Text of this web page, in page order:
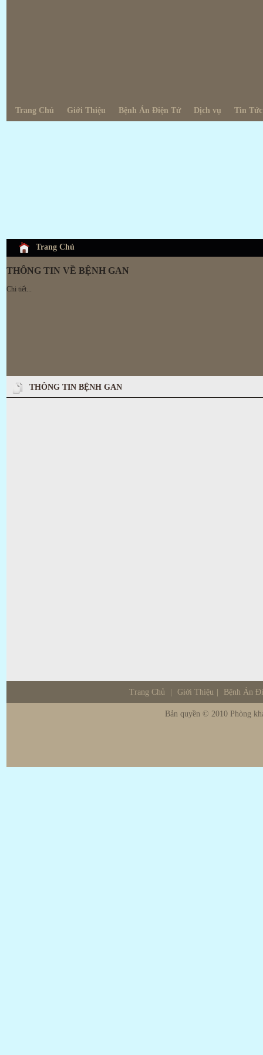
Trang Chủ Giới Thiệu Bệnh Án Điện Tử Dịch vụ Tin Tức
Trang Chủ
THÔNG TIN VỀ BỆNH GAN
Chi tiết...
THÔNG TIN BỆNH GAN
Trang Chủ Giới Thiệu Bệnh Án
Bản quyền © 2010 Phòng